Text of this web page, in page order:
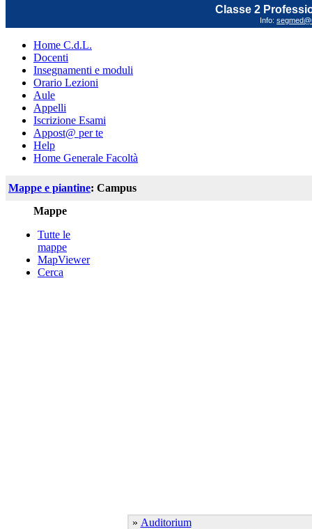
Classe 2
Info:
Home C.d.L.
Docenti
Insegnamenti e moduli
Orario Lezioni
Aule
Appelli
Iscrizione Esami
Appost@ per te
Help
Home Generale Facoltà
Mappe e piantine: Campus
Mappe
Tutte le
mappe
MapViewer
Cerca
» Auditorium